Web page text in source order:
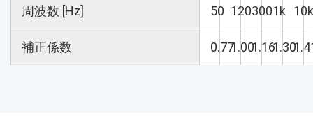
周波数 [Hz] 50 1203001k 10k
補正係数 0.771.001.161.30